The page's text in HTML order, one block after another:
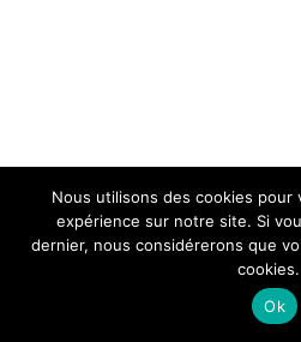
Nous utilisons des cookies pour
expérience sur notre site. Si
dernier, nous considérerons que
cookies.
Ok